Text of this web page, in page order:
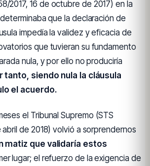
2017, 16 de octubre de 2017) en la
que la declaración de
impedía la validez y eficacia de
que tuvieran su fundamento
nula, y por ello no produciría
tanto, siendo nula la cláusula
el acuerdo.
el Tribunal Supremo (STS
abril de 2018) volvió a sorprendernos
matiz que validaría estos
lugar; el refuerzo de la exigencia de